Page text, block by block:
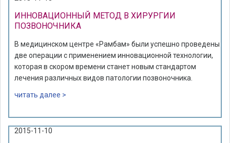
ИННОВАЦИОННЫЙ МЕТОД В ХИРУРГИИ
ПОЗВОНОЧНИКА
В медицинском центре «Рамбам» были успешно проведены
две операции с применением инновационной технологии,
которая в скором времени станет новым стандартом
лечения различных видов патологии позвоночника.
читать далее >
2015-11-10